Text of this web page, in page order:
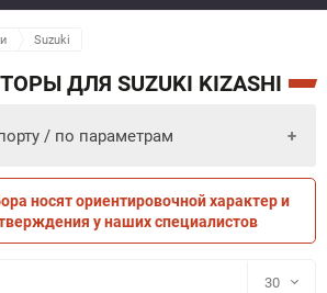
Suzuki
ДЛЯ SUZUKI KIZASHI
/ по параметрам
ПО ПАРАМЕТРАМ
носят ориентировочной характер и
у наших специалистов
30